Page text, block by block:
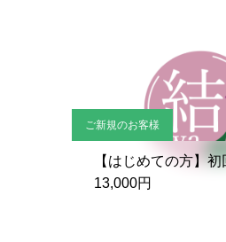
ご新規のお客様
【はじめての方】
13,000円